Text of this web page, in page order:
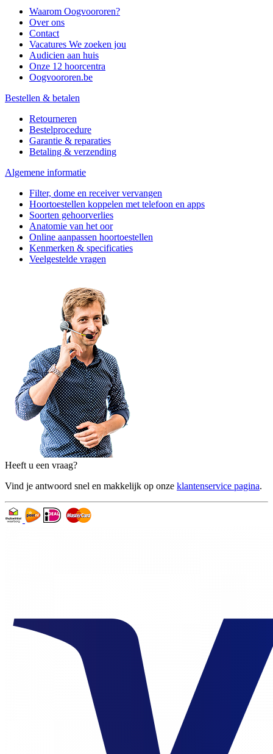
Waarom Oogvoororen?
Over ons
Contact
Vacatures We zoeken jou
Audicien aan huis
Onze 12 hoorcentra
Oogvoororen.be
Bestellen & betalen
Retourneren
Bestelprocedure
Garantie & reparaties
Betaling & verzending
Algemene informatie
Filter, dome en receiver vervangen
Hoortoestellen koppelen met telefoon en apps
Soorten gehoorverlies
Anatomie van het oor
Online aanpassen hoortoestellen
Kenmerken & specificaties
Veelgestelde vragen
Heeft u een vraag?
Vind je antwoord snel en makkelijk op onze klantenservice pagina.